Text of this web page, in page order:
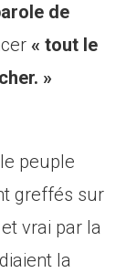
de
« tout le
»
peuple
greffés sur
vrai par la
la